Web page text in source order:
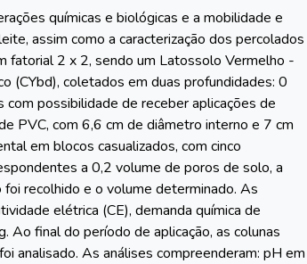
químicas e biológicas e a mobilidade e
assim como a caracterização dos percolados
fatorial 2 x 2, sendo um Latossolo Vermelho -
(CYbd), coletados em duas profundidades: 0
possibilidade de receber aplicações de
PVC, com 6,6 cm de diâmetro interno e 7 cm
em blocos casualizados, com cinco
a 0,2 volume de poros de solo, a
recolhido e o volume determinado. As
elétrica (CE), demanda química de
final do período de aplicação, as colunas
analisado. As análises compreenderam: pH em